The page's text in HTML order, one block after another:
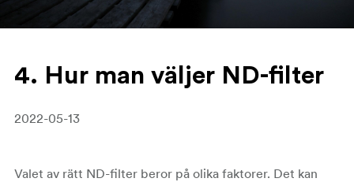
4. Hur man väljer ND-filter
2022-05-13
Valet av rätt ND-filter beror på olika faktorer. Det kan